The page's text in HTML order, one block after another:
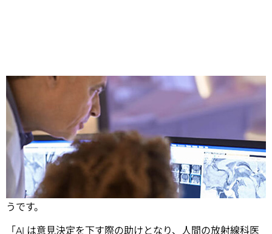
放射線科医は、AI に新たな意見を求められるようになりそ
うです。
「AI は意見決定を下す際の助けとなり、人間の放射線科医